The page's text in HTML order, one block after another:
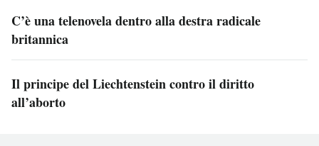
C’è una telenovela dentro alla destra radicale
britannica
Il principe del Liechtenstein contro il diritto
all’aborto